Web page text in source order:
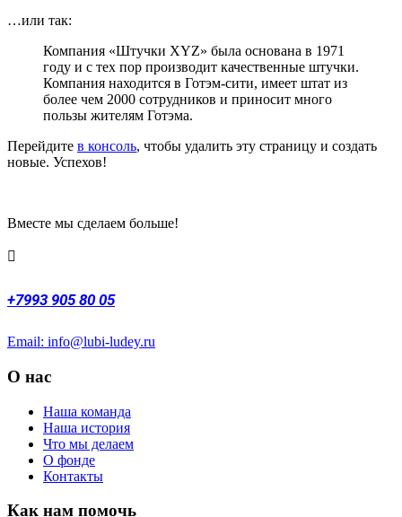
…или так:
Компания «Штучки XYZ» была основана в 1971
году и с тех пор производит качественные штучки.
Компания находится в Готэм-сити, имеет штат из
более чем 2000 сотрудников и приносит много
пользы жителям Готэма.
Перейдите в консоль, чтобы удалить эту страницу и создать
новые. Успехов!
Вместе мы сделаем больше!
+7993 905 80 05
Email: info@lubi-ludey.ru
О нас
Наша команда
Наша история
Что мы делаем
О фонде
Контакты
Как нам помочь